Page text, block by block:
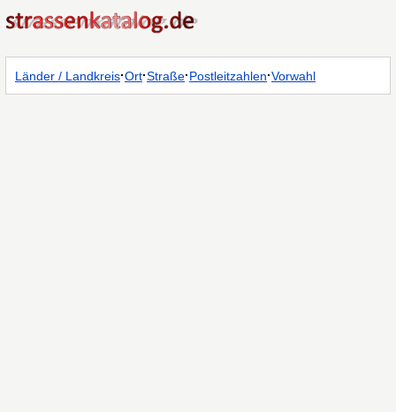
Länder / Landkreis·Ort·Straße·Postleitzahlen·Vorwahl